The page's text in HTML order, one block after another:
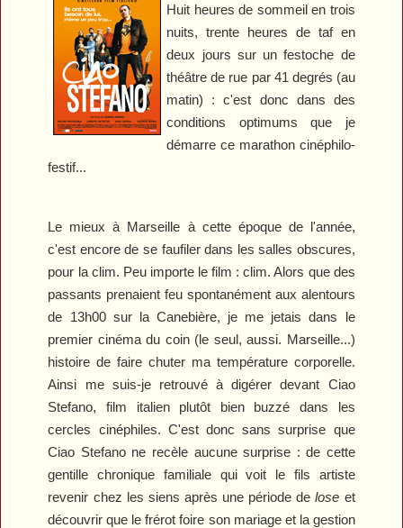
Huit heures de sommeil en trois
nuits, trente heures de taf en
deux jours sur un festoche de
théâtre de rue par 41 degrés (au
matin) : c'est donc dans des
conditions optimums que je
démarre ce marathon cinéphilo-
festif...
Le mieux à Marseille à cette époque de l'année,
c'est encore de se faufiler dans les salles obscures,
pour la clim. Peu importe le film : clim. Alors que des
passants prenaient feu spontanément aux alentours
de 13h00 sur la Canebière, je me jetais dans le
premier cinéma du coin (le seul, aussi. Marseille...)
histoire de faire chuter ma température corporelle.
Ainsi me suis-je retrouvé à digérer devant Ciao
Stefano, film italien plutôt bien buzzé dans les
cercles cinéphiles. C'est donc sans surprise que
Ciao Stefanone recèle aucune surprise : de cette
gentille chronique familiale qui voit le fils artiste
revenir chez les siens après une période delose et
découvrir que le frérot foire son mariage et la gestion